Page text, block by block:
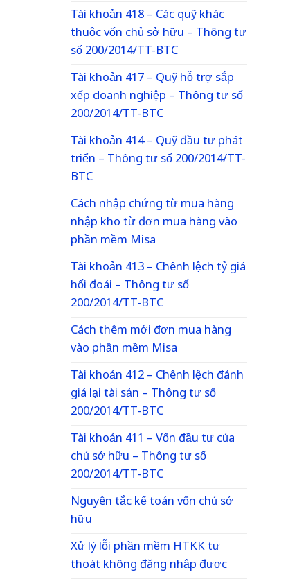
Tài khoản 418 – Các quỹ khác
thuộc vốn chủ sở hữu – Thông tư
số 200/2014/TT-BTC
Tài khoản 417 – Quỹ hỗ trợ sắp
xếp doanh nghiệp – Thông tư số
200/2014/TT-BTC
Tài khoản 414 – Quỹ đầu tư phát
triển – Thông tư số 200/2014/TT-
BTC
Cách nhập chứng từ mua hàng
nhập kho từ đơn mua hàng vào
phần mềm Misa
Tài khoản 413 – Chênh lệch tỷ giá
hối đoái – Thông tư số
200/2014/TT-BTC
Cách thêm mới đơn mua hàng
vào phần mềm Misa
Tài khoản 412 – Chênh lệch đánh
giá lại tài sản – Thông tư số
200/2014/TT-BTC
Tài khoản 411 – Vốn đầu tư của
chủ sở hữu – Thông tư số
200/2014/TT-BTC
Nguyên tắc kế toán vốn chủ sở
hữu
Xử lý lỗi phần mềm HTKK tự
thoát không đăng nhập được